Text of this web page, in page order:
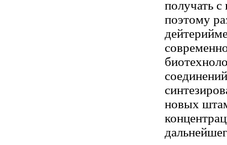
получать
поэтому
новых